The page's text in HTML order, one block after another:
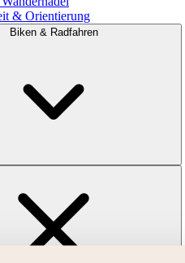
& Orientierung
Biken & Radfahren